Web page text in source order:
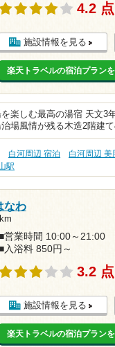
4.2 点
施設情報を見る
楽天トラベルの宿泊プラン
楽しむ最高の湯宿 天文3
場風情が残る木造2階建
白河周辺 宿泊 白河周辺 美
駅
なわ
営業時間 10:00～21:00
入浴料 850円～
3.2 点
施設情報を見る
楽天トラベルの宿泊プラン